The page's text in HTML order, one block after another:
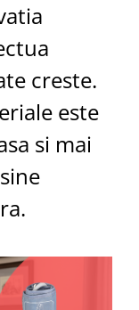
creste.
este
si mai